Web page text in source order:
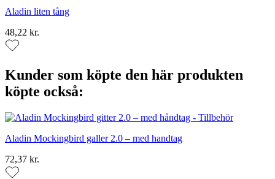
Aladin liten tång
48,22 kr.
Kunder som köpte den här produkten
köpte också:
Aladin Mockingbird galler 2.0 – med handtag
72,37 kr.